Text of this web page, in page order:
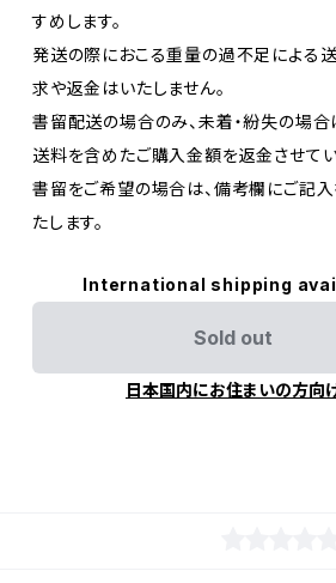
すめします。
発送の際におこる重量の過不足による
求や返金はいたしません。
書留配送の場合のみ、未着・紛失の場合
送料を含めたご購入金額を返金させてい
書留をご希望の場合は、備考欄にご記
たします。
International shipping
Sold out
日本国内にお住まいの方向